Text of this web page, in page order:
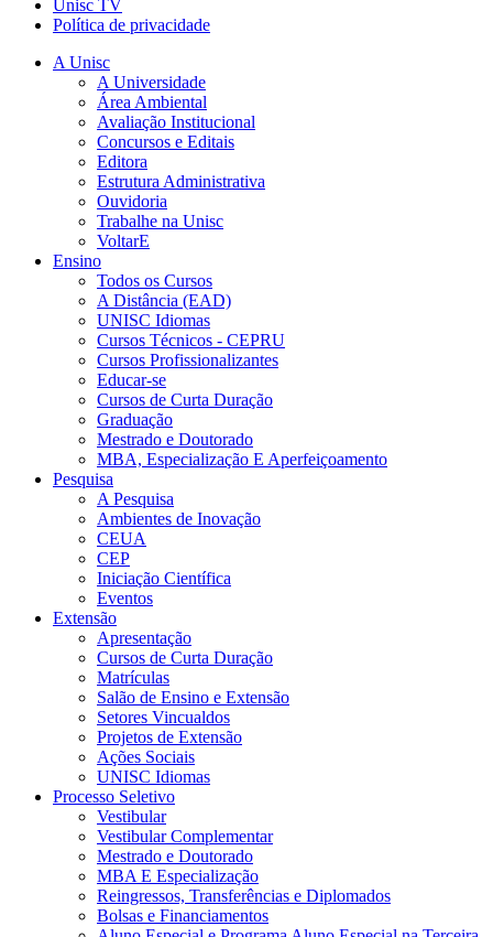
Unisc TV
Política de privacidade
A Unisc
A Universidade
Área Ambiental
Avaliação Institucional
Concursos e Editais
Editora
Estrutura Administrativa
Ouvidoria
Trabalhe na Unisc
VoltarE
Ensino
Todos os Cursos
A Distância (EAD)
UNISC Idiomas
Cursos Técnicos - CEPRU
Cursos Profissionalizantes
Educar-se
Cursos de Curta Duração
Graduação
Mestrado e Doutorado
MBA, Especialização E Aperfeiçoamento
Pesquisa
A Pesquisa
Ambientes de Inovação
CEUA
CEP
Iniciação Científica
Eventos
Extensão
Apresentação
Cursos de Curta Duração
Matrículas
Salão de Ensino e Extensão
Setores Vincualdos
Projetos de Extensão
Ações Sociais
UNISC Idiomas
Processo Seletivo
Vestibular
Vestibular Complementar
Mestrado e Doutorado
MBA E Especialização
Reingressos, Transferências e Diplomados
Bolsas e Financiamentos